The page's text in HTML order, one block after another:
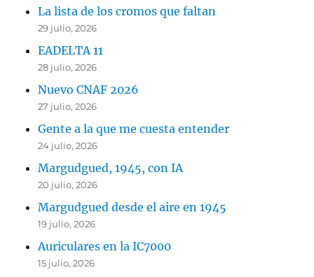
La lista de los cromos que faltan
29 julio, 2026
EADELTA 11
28 julio, 2026
Nuevo CNAF 2026
27 julio, 2026
Gente a la que me cuesta entender
24 julio, 2026
Margudgued, 1945, con IA
20 julio, 2026
Margudgued desde el aire en 1945
19 julio, 2026
Auriculares en la IC7000
15 julio, 2026